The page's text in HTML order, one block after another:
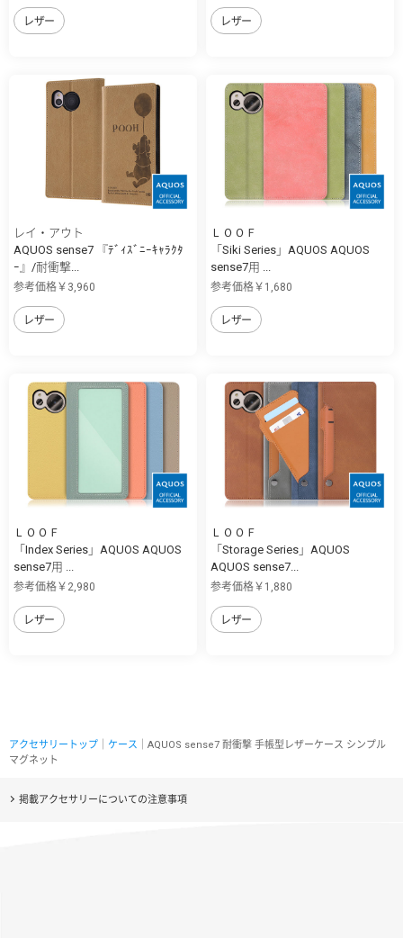
レザー レザー
レイ・アウト
AQUOS sense7 『ﾃﾞｨｽﾞﾆｰｷｬﾗｸﾀ
ｰ』/耐衝撃...
参考価格￥3,960
レザー
ＬＯＯＦ
「Siki Series」AQUOS AQUOS
sense7用 ...
参考価格￥1,680
レザー
ＬＯＯＦ
「Index Series」AQUOS AQUOS
sense7用 ...
参考価格￥2,980
レザー
ＬＯＯＦ
「Storage Series」AQUOS
AQUOS sense7...
参考価格￥1,880
レザー
アクセサリートップ ケース ｜AQUOS sense7 耐衝撃 手帳型レザーケース シンプル
マグネット
掲載アクセサリーについての注意事項